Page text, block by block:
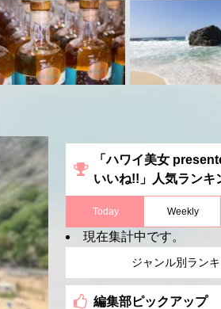
力
(例）
カ
フ
ェ
イ
ー
「ハワイ美女
いいね!!」人気ランキ
Today Weekly
現在集計中です。
ジャンル別ラン
編集部ピックアップ